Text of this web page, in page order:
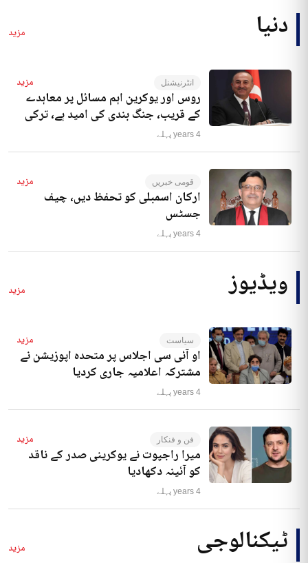
دنیا مزید
انٹرنیشنل مزید
روس اور یوکرین اہم مسائل پر معاہدے
کے قریب، جنگ بندی کی امید ہے، ترکی
4 years پہلے
قومی خبریں مزید
ارکان اسمبلی کو تحفظ دیں، چیف
جسٹس
4 years پہلے
ویڈیوز مزید
سیاست مزید
او آئی سی اجلاس پر متحدہ اپوزیشن نے
مشترکہ اعلامیہ جاری کردیا
4 years پہلے
فن و فنکار مزید
میرا راجپوت نے یوکرینی صدر کے ناقد
کو آئینہ دکھادیا
4 years پہلے
ٹیکنالوجی مزید